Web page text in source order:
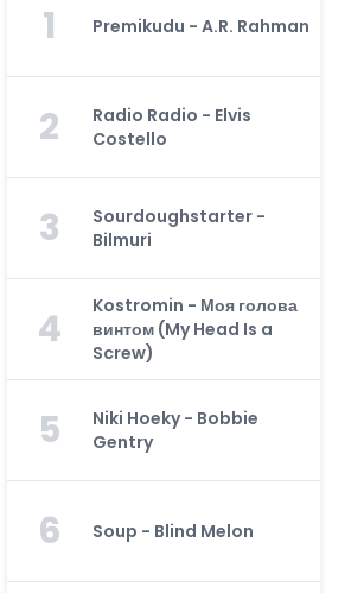
1 Premikudu - A.R. Rahman
2
Radio Radio - Elvis
Costello
3
Sourdoughstarter -
Bilmuri
4
Kostromin - Моя голова
винтом (My Head Is a
Screw)
5
Niki Hoeky - Bobbie
Gentry
6 Soup - Blind Melon